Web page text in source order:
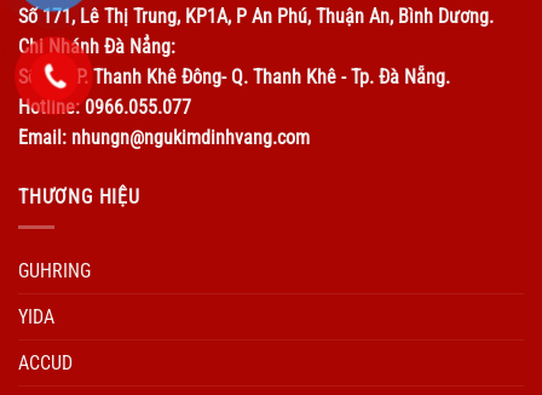
Số 171, Lê Thị Trung, KP1A, P An Phú, Thuận An, Bình Dương.
Chi Nhánh Đà Nẳng:
Số 14 - P. Thanh Khê Đông- Q. Thanh Khê - Tp. Đà Nẵng.
Hotline: 0966.055.077
Email: nhungn@ngukimdinhvang.com
THƯƠNG HIỆU
GUHRING
YIDA
ACCUD